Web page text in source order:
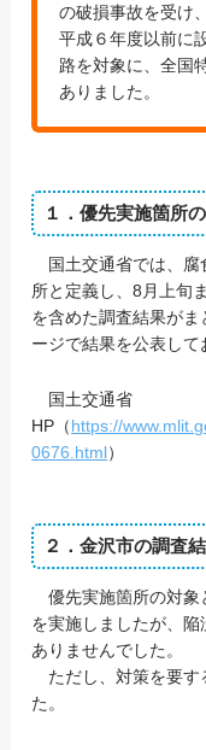
の破損事故を受け
平成６年度以前に
路を対象に、全国
ありました。
１．優先実施箇所
国土交通省では、腐
所と定義し、8月上旬
を含めた調査結果が
ージで結果を公表して
国土交通省
HP（https://
0676.html）
２．金沢市の調査
優先実施箇所の対象
を実施しましたが、
ありませんでした。
ただし、対策を要す
た。